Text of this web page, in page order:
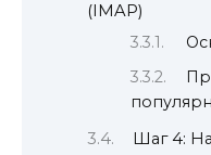
(IMAP)
Шаг 4: